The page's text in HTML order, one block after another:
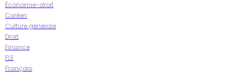
Économie-droit
Coréen
Culture générale
Droit
Finance
FLE
Français